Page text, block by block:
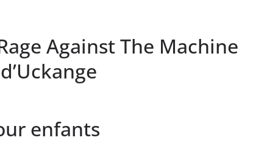
Against The Machine
enfants